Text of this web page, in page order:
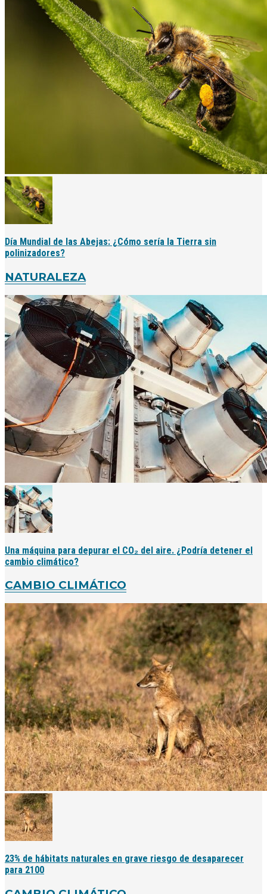
Día Mundial de las Abejas: ¿Cómo sería la Tierra sin
polinizadores?
NATURALEZA
Una máquina para depurar el CO₂ del aire. ¿Podría detener el
cambio climático?
CAMBIO CLIMÁTICO
23% de hábitats naturales en grave riesgo de desaparecer
para 2100